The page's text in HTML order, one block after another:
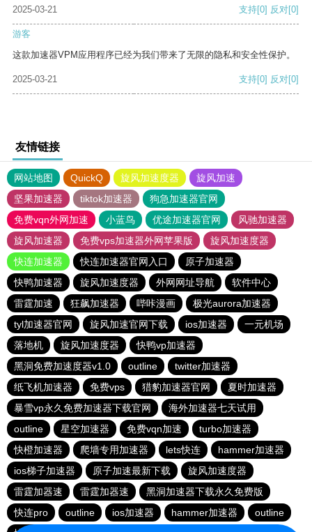
2025-03-21 支持[0] 反对[0]
游客
这款加速器VPM应用程序已经为我们带来了无限的隐私和安全性保护。
2025-03-21 支持[0] 反对[0]
友情链接
网站地图 QuickQ 旋风加速度器
旋风加速
坚果加速器
tiktok加速器
狗急加速器官网
免费vqn外网加速
小蓝鸟 优途加速器官网
风驰加速器
旋风加速器
免费vps加速器外网苹果版
旋风加速度器
快连加速器
快连加速器官网入口
原子加速器
快鸭加速器
旋风加速度器 外网网址导航
软件中心
雷霆加速
狂飙加速器 哔咔漫画
极光aurora加速器
tyl加速器官网
旋风加速官网下载 ios加速器
一元机场
落地机
旋风加速度器
快鸭vp加速器
黑洞免费加速度器v1.0
outline
twitter加速器
纸飞机加速器
免费vps 猎豹加速器官网
夏时加速器
暴雪vp永久免费加速器下载官网
海外加速器七天试用
outline
星空加速器 免费vqn加速
turbo加速器
快橙加速器
爬墙专用加速器 lets快连
hammer加速器
ios梯子加速器
原子加速最新下载
旋风加速度器
雷霆加器速
雷霆加器速
黑洞加速器下载永久免费版
快连pro
outline ios加速器 hammer加速器
outline